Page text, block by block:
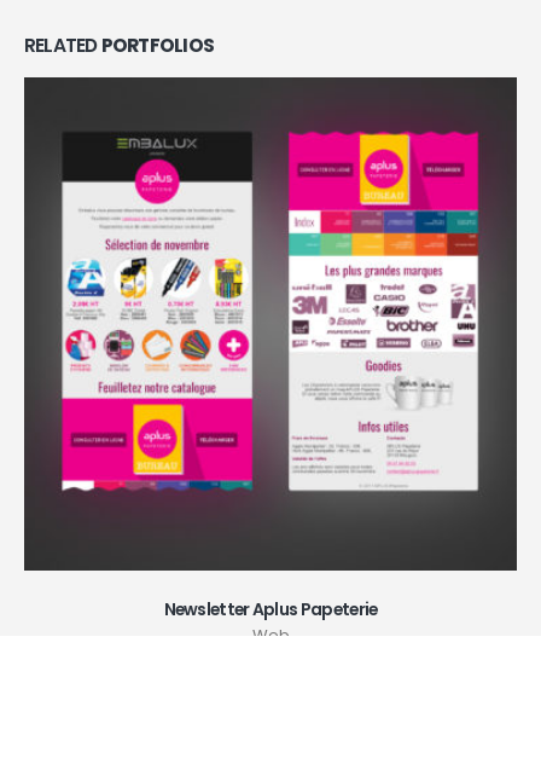
RELATEDPORTFOLIOS
Newsletter Aplus Papeterie
Web